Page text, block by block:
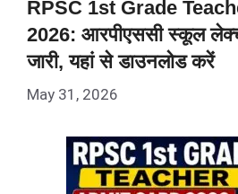
RPSC 1st Grade
2026: आरपीएससी स्कूल
जारी, यहां से डाउनलोड करें
May 31, 2026